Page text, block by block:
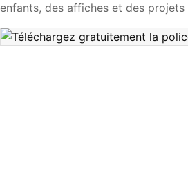
enfants, des affiches et des projets